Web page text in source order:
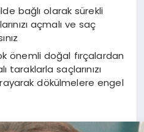
bağlı olarak sürekli
açmalı ve saç
önemli doğal fırçalardan
taraklarla saçlarınızı
dökülmelere engel